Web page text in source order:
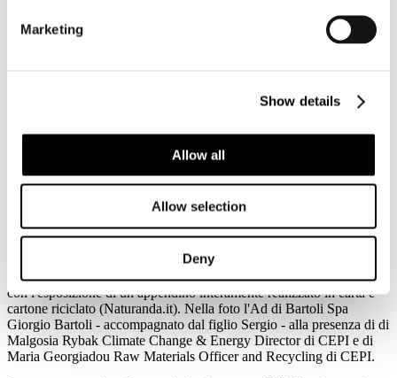
Marketing
Show details
Allow all
Allow selection
Deny
Ieri 6 settembre, a Bruxelles (presso Renaissance Hotel) si è tenuta
membri del parlamento europeo (MEP) introdotta dalla MEP
portoghese Maria da Graça Carvalho e dal DG di CEPI Jori
europea delle industrie cartarie) - la presentazione dei molteplici usi
innovativi di un prodotto rinnovabile e riciclabile come la carta, che
bioeconomia UE. Bartoli Spa con il brand Naturanda è stata
prescelta per rappresentare la carta Made in Italy a livello europeo
con l'esposizione di un appendino interamente realizzato in carta e
cartone riciclato (Naturanda.it). Nella foto l'Ad di Bartoli Spa
Giorgio Bartoli - accompagnato dal figlio Sergio - alla presenza di di
Malgosia Rybak Climate Change & Energy Director di CEPI e di
Maria Georgiadou Raw Materials Officer and Recycling di CEPI.